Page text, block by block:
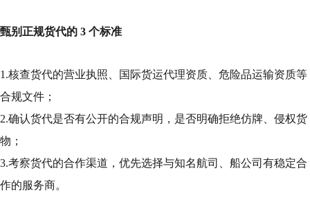
甄别正规货代的 3 个标准
1.核查货代的营业执照、国际货运代理资质、危险品运输资质等
合规文件；
2.确认货代是否有公开的合规声明，是否明确拒绝仿牌、侵权货
物；
3.考察货代的合作渠道，优先选择与知名航司、船公司有稳定合
作的服务商。